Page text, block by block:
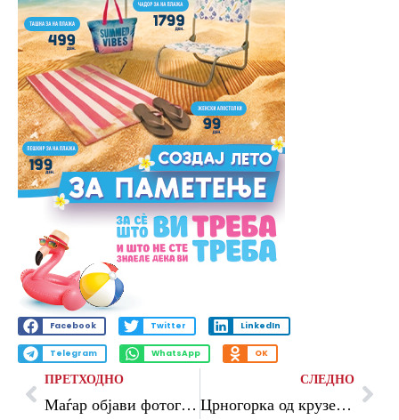
Facebook Twitter LinkedIn
Telegram WhatsApp OK
ПРЕТХОДНО
Маѓар објави фотографија: Официјалниот автомобил на премиерот ќе биде „Шкода Суперб“
СЛЕДНО
Црногорка од крузерот со хантавирус, префрлена во карантин